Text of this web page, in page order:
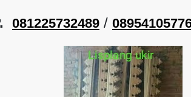
081225732489 /